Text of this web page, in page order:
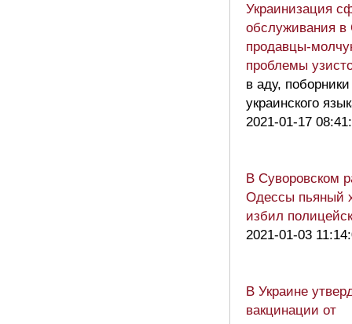
Украинизация
обслуживания в
продавцы-
проблемы
в аду, поборники
украинского
2021-01-17
В Суворовском
Одессы пьяный
избил
2021-01-03
В Украине
вакцинации от